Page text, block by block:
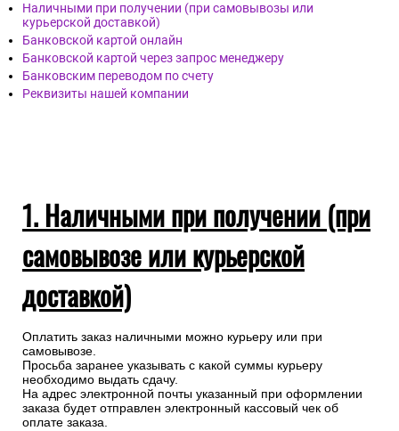
Наличными при получении (при самовывозы или
курьерской доставкой)
Банковской картой онлайн
Банковской картой через запрос менеджеру
Банковским переводом по счету
Реквизиты нашей компании
1. Наличными при получении (при
самовывозе или курьерской
доставкой)
Оплатить заказ наличными можно курьеру или при
самовывозе.
Просьба заранее указывать с какой суммы курьеру
необходимо выдать сдачу.
На адрес электронной почты указанный при оформлении
заказа будет отправлен электронный кассовый чек об
оплате заказа.